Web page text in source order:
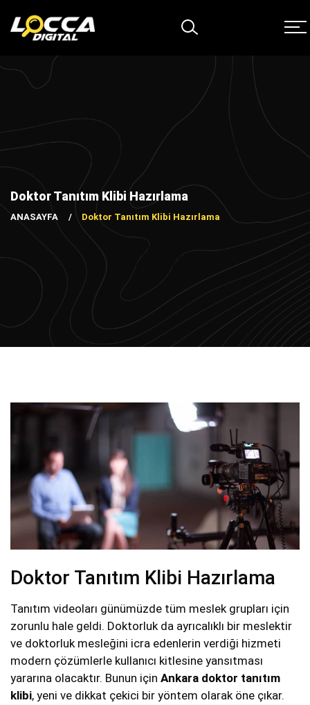
Doktor Tanıtım Klibi Hazırlama
ANASAYFA Doktor Tanıtım Klibi Hazırlama
Doktor Tanıtım Klibi Hazırlama
Tanıtım videoları günümüzde tüm meslek grupları için
zorunlu hale geldi. Doktorluk da ayrıcalıklı bir meslektir
ve doktorluk mesleğini icra edenlerin verdiği hizmeti
modern çözümlerle kullanıcı kitlesine yansıtması
yararına olacaktır. Bunun için Ankara doktor tanıtım
klibi, yeni ve dikkat çekici bir yöntem olarak öne çıkar.